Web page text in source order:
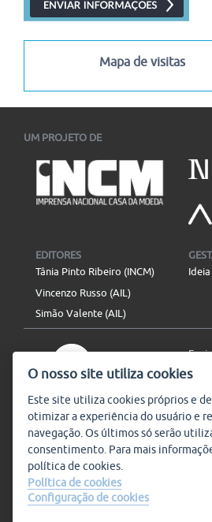
Mapa de visitas
UM PROJETO DE
EDITORES
Tânia Pinto Ribeiro (INCM)
Vincenzo Russo (AIL)
Simão Valente (AIL)
Ideia
Subscrever
Condições de Utilização
O nosso site utiliza cookies
Este site utilizacookies próprios e
otimizar a experiência do usuário e
navegação. Os últimos só serão
consentimento. Para mais
política decookies
Política de cookies
Configuração de cookies